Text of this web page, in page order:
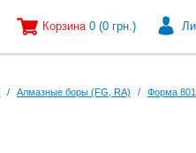
Корзина 0 (0 грн.)
/ Алмазные боры (FG, RA) / Форма 801